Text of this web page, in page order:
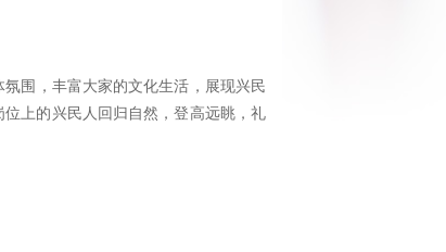
围，丰富大家的文化生活，展现兴民
上的兴民人回归自然，登高远眺，礼